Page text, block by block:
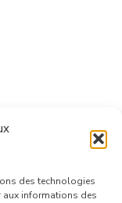
des technologies
aux informations des